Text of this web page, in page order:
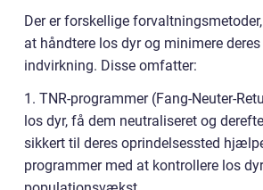
Der er forskellige
at håndtere los dyr og minimere
indvirkning. Disse omfatter:
1. TNR-programmer (Fang-Neuter-
los dyr, få dem neutraliseret og
sikkert til deres oprindelsessted
programmer med at kontrollere los